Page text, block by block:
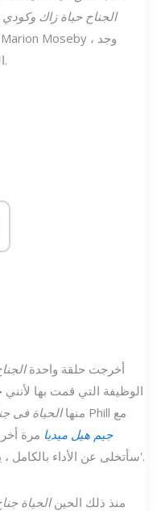
الجناح حياة زاك وكودي
الممثل أيضًا أن لديه موهبة في الإخراج.
أخرجت حلقة واحدة
الوظيفة التي قمت بها
منهاالحياة فى
تمت مشاركة Phill مع
جيم هيل ميديا
سأتخلى عن الأداء بالكامل ، يجب أن أعترف بأنني أستمتع بالتوجيه'.
منذ ذلك الحينالحياة